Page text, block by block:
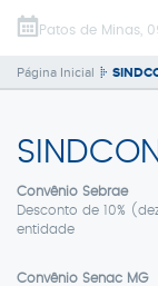
Base territorial
Parceiros
Mapa do Site
SERVIÇOS
AGENDA
TREINAMENTOS
EVENTOS
Patos de Minas,
Página Inicial
Convênio Sebrae
Desconto de 10%
entidade
Convênio Senac MG